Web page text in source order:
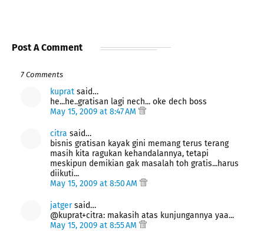
Post A Comment
7 Comments
kuprat said…
he...he..gratisan lagi nech... oke dech boss
May 15, 2009 at 8:47 AM
citra said…
bisnis gratisan kayak gini memang terus terang
masih kita ragukan kehandalannya, tetapi
meskipun demikian gak masalah toh gratis...harus
diikuti...
May 15, 2009 at 8:50 AM
jatgersaid…
@kuprat+citra: makasih atas kunjungannya yaa...
May 15, 2009 at 8:55 AM